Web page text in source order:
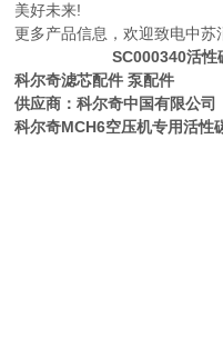
美好未来!
更多产品信息，欢迎致电中苏
SC000340活性碳分
科尔奇滤芯配件 泵配件
供应商：科尔奇中国有限公司
科尔奇MCH6空压机专用活性